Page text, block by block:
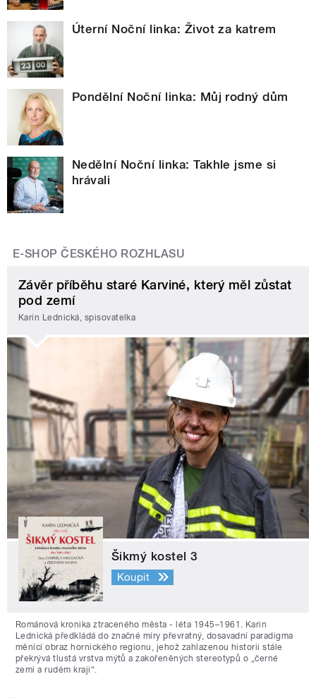
Úterní Noční linka: Život za katrem
Pondělní Noční linka: Můj rodný dům
Nedělní Noční linka: Takhle jsme si
hrávali
E-SHOP ČESKÉHO ROZHLASU
Závěr příběhu staré Karviné, který měl zůstat
pod zemí
Karin Lednická, spisovatelka
Šikmý kostel 3
Koupit
Románová kronika ztraceného města - léta 1945–1961. Karin
Lednická předkládá do značné míry převratný, dosavadní paradigma
měnící obraz hornického regionu, jehož zahlazenou historii stále
překrývá tlustá vrstva mýtů a zakořeněných stereotypů o „černé
zemi a rudém kraji“.